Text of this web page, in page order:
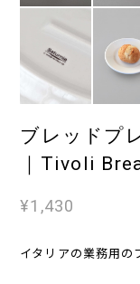
ブレッドプ
｜Tivoli
¥1,430
イタリアの業務用の